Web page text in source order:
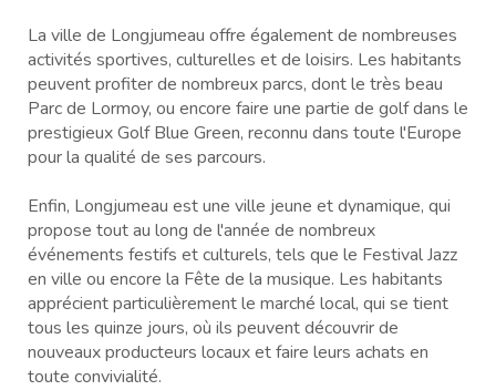
La ville de Longjumeau offre également de nombreuses
activités sportives, culturelles et de loisirs. Les habitants
peuvent profiter de nombreux parcs, dont le très beau
Parc de Lormoy, ou encore faire une partie de golf dans le
prestigieux Golf Blue Green, reconnu dans toute l'Europe
pour la qualité de ses parcours.
Enfin, Longjumeau est une ville jeune et dynamique, qui
propose tout au long de l'année de nombreux
événements festifs et culturels, tels que le Festival Jazz
en ville ou encore la Fête de la musique. Les habitants
apprécient particulièrement le marché local, qui se tient
tous les quinze jours, où ils peuvent découvrir de
nouveaux producteurs locaux et faire leurs achats en
toute convivialité.